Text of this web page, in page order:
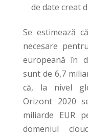
de date creat
Se estimează
necesare
europeană în
sunt de 6,7
că, la nivel
Orizont 2020
miliarde EUR
domeniul